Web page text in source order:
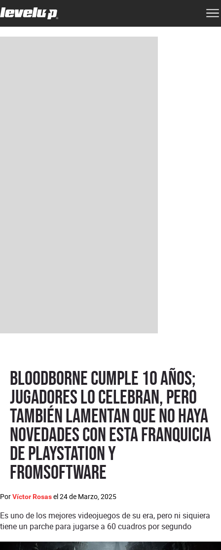
Bloodborne cumple 10 años;
jugadores lo celebran, pero
también lamentan que no haya
novedades con esta franquicia
de PlayStation y
FromSoftware
PorVíctor Rosasel24 de Marzo, 2025
Es uno de los mejores videojuegos de su era, pero ni siquiera
tiene un parche para jugarse a 60 cuadros por segundo